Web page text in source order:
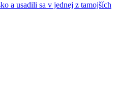
a usadili sa v jednej z tamojších